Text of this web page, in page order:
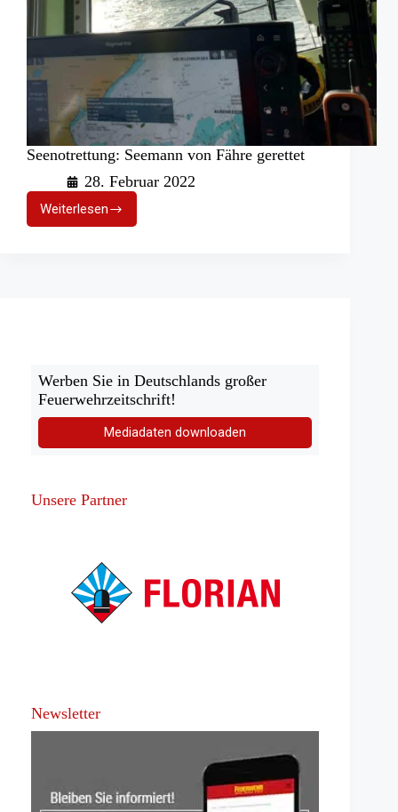
Seenotrettung: Seemann von Fähre gerettet
28. Februar 2022
WeiterlesenSeenotrettung:
Seemann
Werben Sie in Deutschlands großer
Feuerwehrzeitschrift!
Mediadaten downloaden
Unsere Partner
Newsletter